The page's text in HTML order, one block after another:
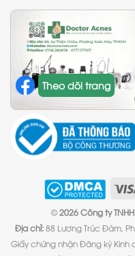
Theo dõi trang
©2026 Công ty
Địa chỉ:88 Lương Trúc Đàm,
Giấy chứng nhận Đăng ký Kinh